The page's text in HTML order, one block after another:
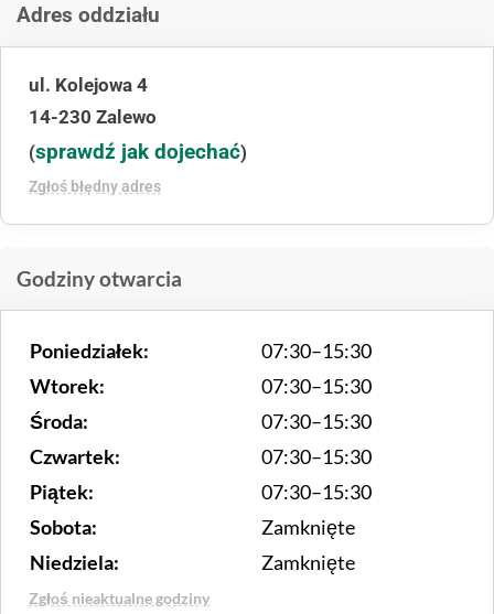
Adres oddziału
ul. Kolejowa 4
14-230 Zalewo
(sprawdź jak dojechać)
Zgłoś błędny adres
Godziny otwarcia
Poniedziałek:
07:30–15:30
Wtorek:
07:30–15:30
Środa:
07:30–15:30
Czwartek:
07:30–15:30
Piątek:
07:30–15:30
Sobota:
Zamknięte
Niedziela:
Zamknięte
Zgłoś nieaktualne godziny